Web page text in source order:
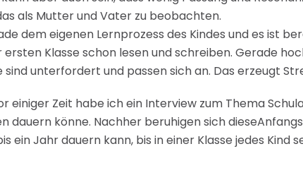
als Mutter und Vater zu beobachten.
dem eigenen Lernprozess des Kindes und es ist
Klasse schon lesen und schreiben. Gerade
unterfordert und passen sich an. Das erzeugt
einiger Zeit habe ich ein Interview zum Thema
dauern könne. Nachher beruhigen sich
Jahr dauern kann, bis in einer Klasse jedes Kind